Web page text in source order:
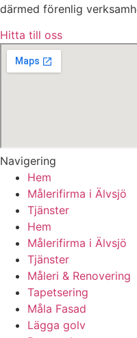
därmed förenlig
Hitta till oss
Navigering
Hem
Målerifirma i Älvsjö
Tjänster
Hem
Målerifirma i Älvsjö
Tjänster
Måleri & Renovering
Tapetsering
Måla Fasad
Lägga golv